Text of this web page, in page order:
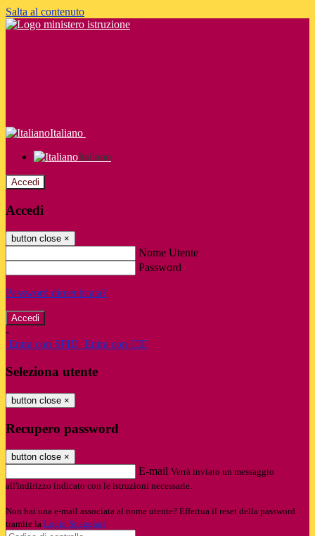
Salta al contenuto
Italiano
Italiano
Accedi
Accedi
button close ×
Nome Utente
Password
Password dimenticata?
-
Entra con SPID Entra con CIE
Seleziona utente
button close ×
Recupero password
button close ×
E-mail Verrà inviato un messaggio
all'indirizzo indicato con le istruzioni necessarie.
Non hai una e-mail associata al nome utente? Effettua il reset della password
tramite la Login Spaggiari